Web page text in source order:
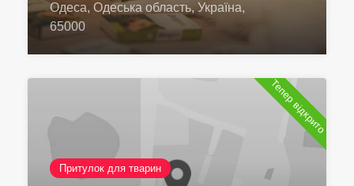
Одеса, Одеська область, Україна,
65000
Тепер відкрито
Притулок для тварин